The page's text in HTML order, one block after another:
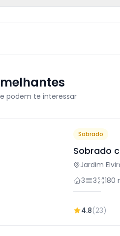
podem te interessar
Sobrado
Sobrado
Osasco
Jardim
3
3 180
4.8(23)